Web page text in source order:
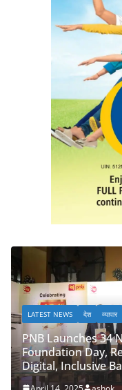
on its 131st
Commitment to
and Customer Service